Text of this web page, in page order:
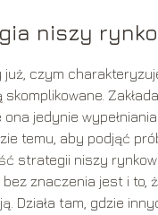
niszy
już, czym
ona jedynie
temu, aby podjąć
strategii niszy
bez znaczenia jest i to,
Działa tam, gdzie